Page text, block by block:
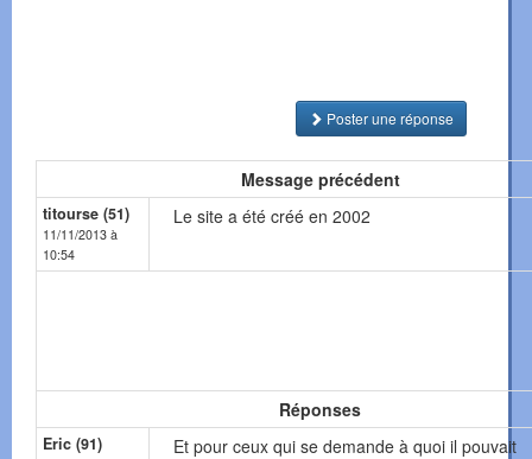
Poster une réponse
Message précédent
titourse (51)
11/11/2013 à
10:54
Le site a été créé en 2002
Réponses
Eric (91)
Et pour ceux qui se demande à quoi il pouvait